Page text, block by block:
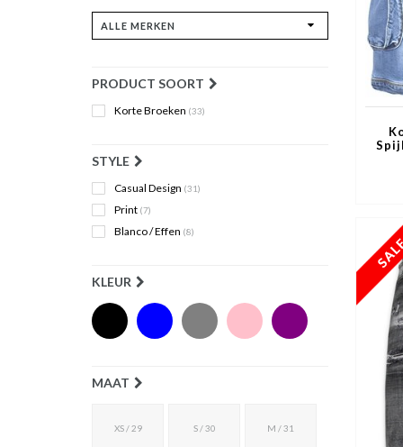
PRODUCT SOORT
Korte Broeken (33)
STYLE
Casual Design (31)
Print (7)
Blanco / Effen (8)
KLEUR
MAAT
XS / 29 S / 30 M / 31